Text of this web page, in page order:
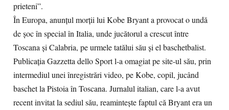
prieteni”.
În Europa, anunţul morţii lui Kobe Bryant a provocat o undă
de şoc în special în Italia, unde jucătorul a crescut între
Toscana şi Calabria, pe urmele tatălui său şi el baschetbalist.
Publicaţia Gazzetta dello Sport l-a omagiat pe site-ul său, prin
intermediul unei înregistrări video, pe Kobe, copil, jucând
baschet la Pistoia în Toscana. Jurnalul italian, care l-a avut
recent invitat la sediul său, reaminteşte faptul că Bryant era un